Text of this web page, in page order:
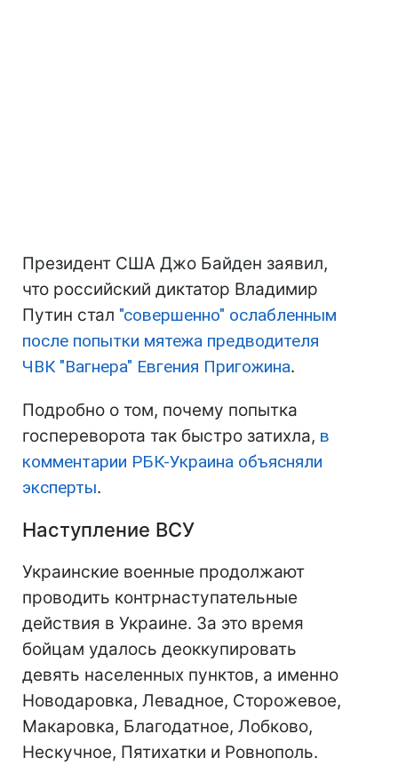
Президент США Джо Байден заявил,
что российский диктатор Владимир
Путин стал "совершенно" ослабленным
после попытки мятежа предводителя
ЧВК "Вагнера" Евгения Пригожина.
Подробно о том, почему попытка
госпереворота так быстро затихла, в
комментарии РБК-Украина объясняли
эксперты.
Наступление ВСУ
Украинские военные продолжают
проводить контрнаступательные
действия в Украине. За это время
бойцам удалось деоккупировать
девять населенных пунктов, а именно
Новодаровка, Левадное, Сторожевое,
Макаровка, Благодатное, Лобково,
Нескучное, Пятихатки и Ровнополь.